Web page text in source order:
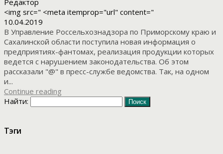
<img src=" <meta itemprop="url" content="
10.04.2019
В Управление Россельхознадзора по Приморскому краю и
Сахалинской области поступила новая информация о
предприятиях-фантомах, реализация продукции которых
ведется с нарушением законодательства. Об этом
рассказали "@" в пресс-службе ведомства. Так, на одном
и...
Continue reading
Найти:
Тэги